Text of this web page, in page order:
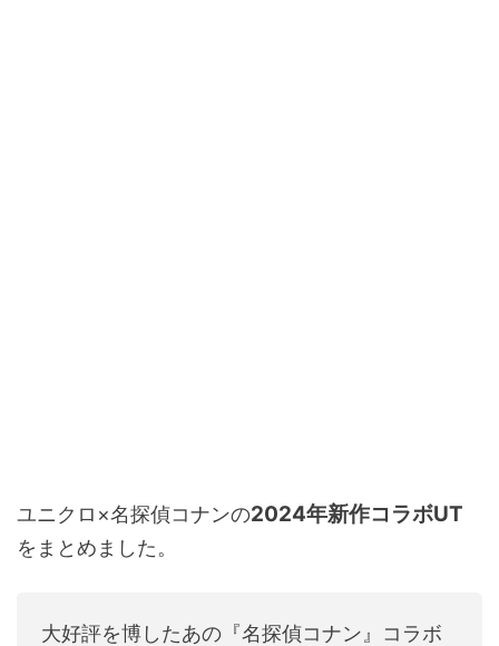
ユニクロ×名探偵コナンの2024年新作コラボUT
をまとめました。
大好評を博したあの『名探偵コナン』コラボ